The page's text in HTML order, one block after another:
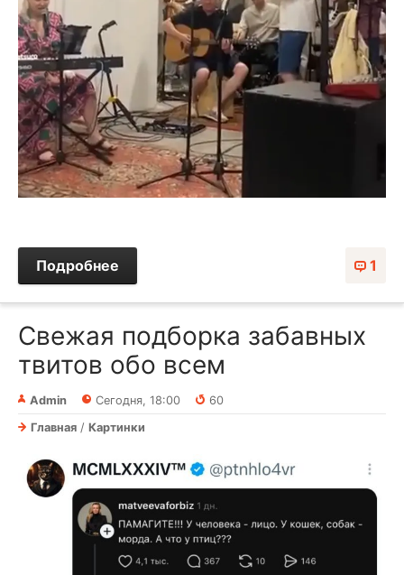
1
Подробнее
Свежая подборка забавных
твитов обо всем
Admin Сегодня, 18:00
60
Главная / Картинки